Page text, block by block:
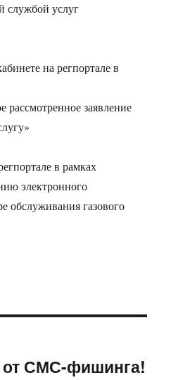
службой услуг
на регпортале в
рассмотренное заявление
в рамках
электронного
обслуживания газового
от СМС-фишинга!